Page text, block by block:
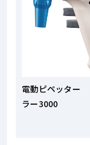
電動ピペッター
ラー3000